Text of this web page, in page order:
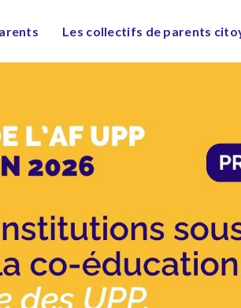
Les collectifs de parents